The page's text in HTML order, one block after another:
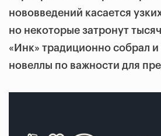
нововведений касается
но некоторые затронут
«Инк» традиционно собрал
новеллы по важности для